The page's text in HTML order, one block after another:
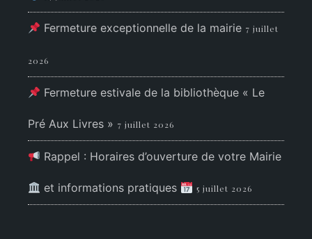
Fermeture exceptionnelle de la mairie 7 juillet
2026
Fermeture estivale de la bibliothèque « Le
Pré Aux Livres » 7 juillet 2026
Rappel : Horaires d’ouverture de votre Mairie
et informations pratiques 5 juillet 2026